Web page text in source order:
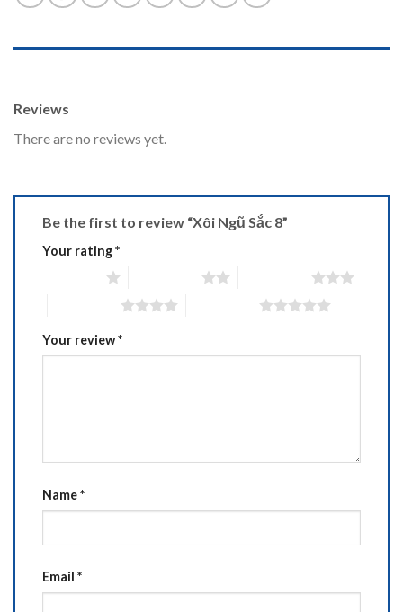
Reviews
There are no reviews yet.
Be the first to review “Xôi Ngũ Sắc 8”
Your rating*
Your review*
Name*
Email *